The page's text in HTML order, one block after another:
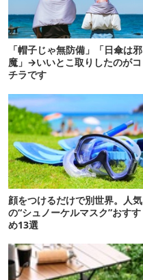
「帽子じゃ無防備」「日傘は邪
魔」→いいとこ取りしたのがコ
チラです
顔をつけるだけで別世界。人気
の“シュノーケルマスク”おすす
め13選